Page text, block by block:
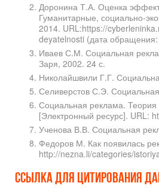
Доронина Т.А. Оценка
Гуманитарные, социально-
2014. URL:https://
deyatelnosti (дата
Иваев С.М. Социальная
Заря, 2002. 24 с.
Николайшвили Г.Г.
Селиверстов С.Э.
Социальная реклама. Теория
[Электронный ресурс]. URL:
Ученова В.В. Социальная
Федоров М. Как появилась
http://nezna.li/categories/
Ссылка для цитирования